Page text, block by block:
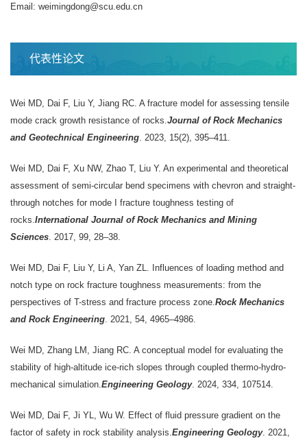
Email: weimingdong@scu.edu.cn
代表性论文
Wei MD, Dai F, Liu Y, Jiang RC. A fracture model for assessing tensile
mode crack growth resistance of rocks. Journal of Rock Mechanics
and Geotechnical Engineering . 2023, 15(2), 395–411.
Wei MD, Dai F, Xu NW, Zhao T, Liu Y. An experimental and theoretical
assessment of semi-circular bend specimens with chevron and straight-
through notches for mode I fracture toughness testing of
rocks. International Journal of Rock Mechanics and Mining
Sciences . 2017, 99, 28–38.
Wei MD, Dai F, Liu Y, Li A, Yan ZL. Influences of loading method and
notch type on rock fracture toughness measurements: from the
perspectives of T-stress and fracture process zone. Rock Mechanics
and Rock Engineering . 2021, 54, 4965–4986.
Wei MD, Zhang LM, Jiang RC. A conceptual model for evaluating the
stability of high-altitude ice-rich slopes through coupled thermo-hydro-
mechanical simulation. Engineering Geology. 2024, 334, 107514.
Wei MD, Dai F, Ji YL, Wu W. Effect of fluid pressure gradient on the
factor of safety in rock stability analysis. Engineering Geology. 2021,